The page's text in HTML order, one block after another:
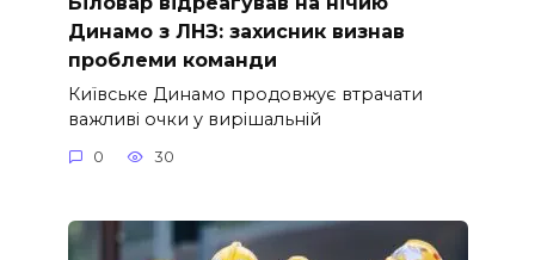
Динамо з ЛНЗ: захисник визнав
проблеми команди
Київське Динамо продовжує втрачати
важливі очки у вирішальній
0 30